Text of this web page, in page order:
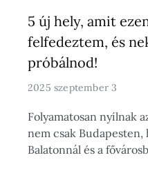
5 új hely, amit
felfedeztem, és
próbálnod!
2025 szeptember 3
Folyamatosan nyílnak
nem csak Budapesten,
Balatonnál és a